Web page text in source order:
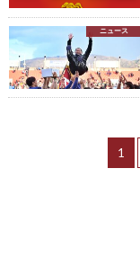
ニュース
1